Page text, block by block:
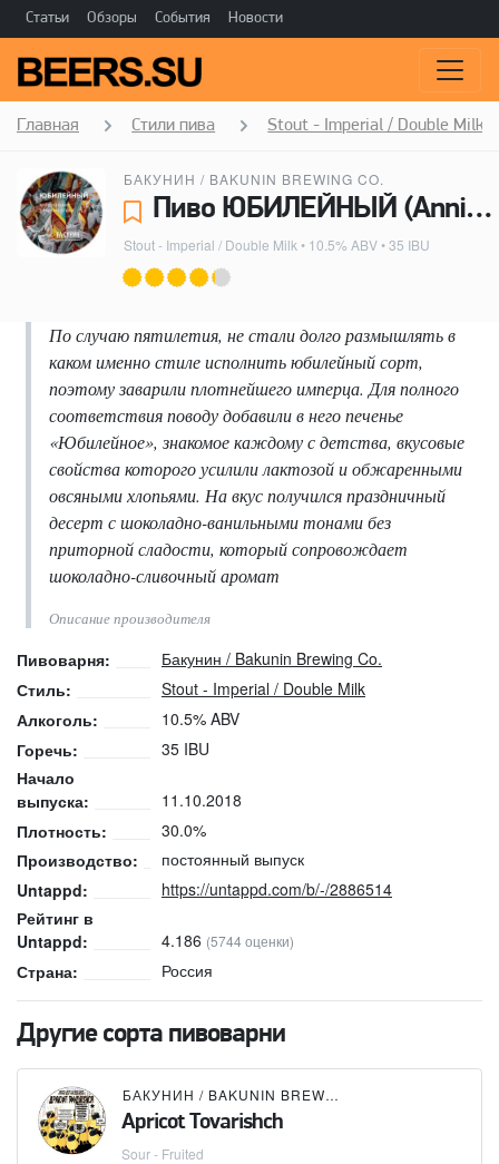
Статьи Обзоры События Новости
Главная Стили пива Stout - Imperial / Double Milk
БАКУНИН / BAKUNIN BREWING CO.
Пиво ЮБИЛЕЙНЫЙ (Anniversary) - Бакунин / Bakunin Brewing Co.
Stout - Imperial / Double Milk • 10.5% ABV • 35 IBU
По случаю пятилетия, не стали долго размышлять в
каком именно стиле исполнить юбилейный сорт,
поэтому заварили плотнейшего имперца. Для полного
соответствия поводу добавили в него печенье
«Юбилейное», знакомое каждому с детства, вкусовые
свойства которого усилили лактозой и обжаренными
овсяными хлопьями. На вкус получился праздничный
десерт с шоколадно-ванильными тонами без
приторной сладости, который сопровождает
шоколадно-сливочный аромат
Описание производителя
Пивоварня:
Бакунин / Bakunin Brewing Co.
Стиль:
Stout - Imperial / Double Milk
Алкоголь:
10.5% ABV
Горечь:
35 IBU
Начало
выпуска:
11.10.2018
Плотность:
30.0%
Производство:
постоянный выпуск
Untappd:
https://untappd.com/b/-/2886514
Рейтинг в
Untappd:
4.186 (5744 оценки)
Страна: Россия
Другие сорта пивоварни
БАКУНИН / BAKUNIN BREWING CO.
Apricot Tovarishch
Sour - Fruited